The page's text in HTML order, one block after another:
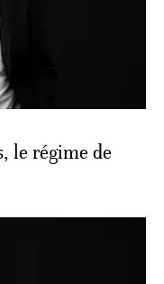
le régime de